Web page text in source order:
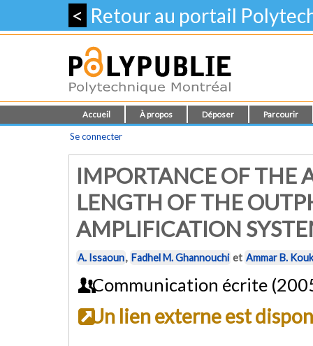
< Retour au portail
Accueil À propos Déposer Parcourir
Se connecter
IMPORTANCE OF THE
LENGTH OF THE
AMPLIFICATION
A. Issaoun, Fadhel M. Ghannouchi et Ammar B.
Communication écrite
Un lien externe est